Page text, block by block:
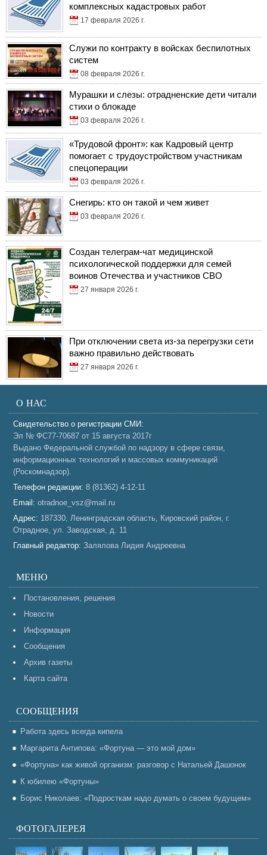
комплексных кадастровых работ
17 февраля 2026 г.
Служи по контракту в войсках беспилотных
систем
08 февраля 2026 г.
Мурашки и слезы: отрадненские дети читали
стихи о блокаде
03 февраля 2026 г.
«Трудовой фронт»: как Кадровый центр
помогает с трудоустройством участникам
спецоперации
03 февраля 2026 г.
Снегирь: кто он такой и чем живет
03 февраля 2026 г.
Создан телеграм-чат медицинской
психологической поддержки для семей
воинов Отечества и участников СВО
27 января 2026 г.
При отключении света из-за перегрузки сети
важно правильно действовать
27 января 2026 г.
О НАС
Свидетельство о регистрации СМИ:
Эл № ФС77-70687 от 15 августа 2017г
Выдано Федеральной службой по надзору в сфере связи,
информационных технологий и массовых коммуникаций
(Роскомнадзор).
Телефон редакции: 8 (81362) 4-12-11
Email: otradnoe_vsz@mail.ru
Адрес: 187330, Ленинградская область, Кировский район, г.
Отрадное, ул. Заводская, д. 11
Главный редактор: Залялова Лидия Андреевна
МЕНЮ
Постановления, решения
Новости
Информация
Сообщения
Архив газеты
Карта сайта
СООБЩЕНИЯ
Работа здесь всегда кипела
Маргарита Антипова: «Фортуна — это мой дом»
«Фортуна» как живой организм: разговор с Натальей Дашонок
К юбилею «Фортуны»
Борис Николаев: «Подросткам надо думать о своем будущем»
ФОТОГАЛЕРЕЯ